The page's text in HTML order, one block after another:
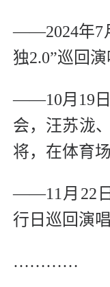
——2024年7
独2.0”巡回
——10月19日
会，汪苏泷
将，在体育
——11月22
行日巡回演
…………